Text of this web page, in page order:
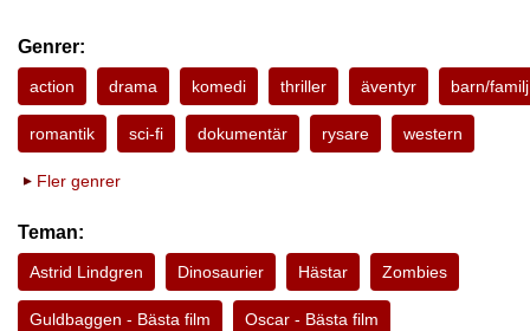
Genrer:
action drama komedi thriller äventyr barn/familj
romantik sci-fi dokumentär rysare western
Fler genrer
Teman:
Astrid Lindgren Dinosaurier Hästar Zombies
Guldbaggen - Bästa film Oscar - Bästa film